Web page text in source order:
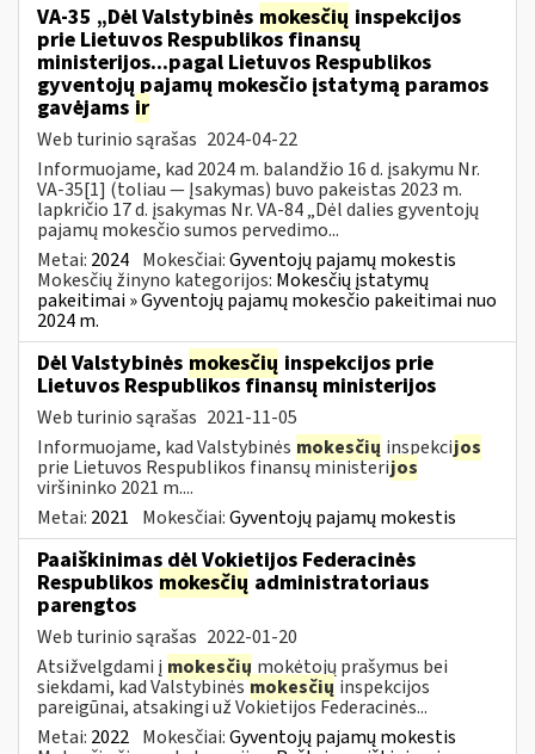
VA-35 „Dėl Valstybinės mokesčių inspekcijos
prie Lietuvos Respublikos finansų
ministerijos...pagal Lietuvos Respublikos
gyventojų pajamų mokesčio įstatymą paramos
gavėjams ir
Web turinio sąrašas 2024-04-22
Informuojame, kad 2024 m. balandžio 16 d. įsakymu Nr.
VA-35[1] (toliau — Įsakymas) buvo pakeistas 2023 m.
lapkričio 17 d. įsakymas Nr. VA-84 „Dėl dalies gyventojų
pajamų mokesčio sumos pervedimo...
Metai: 2024 Mokesčiai:Gyventojų pajamų mokestis
Mokesčių žinyno kategorijos: Mokesčių įstatymų
pakeitimai » Gyventojų pajamų mokesčio pakeitimai nuo
2024 m.
Dėl Valstybinės mokesčių inspekcijos prie
Lietuvos Respublikos finansų ministerijos
Web turinio sąrašas 2021-11-05
Informuojame, kad Valstybinės mokesčių inspekcijos
prie Lietuvos Respublikos finansų ministerijos
viršininko 2021 m....
Metai: 2021 Mokesčiai:Gyventojų pajamų mokestis
Paaiškinimas dėl Vokietijos Federacinės
Respublikos mokesčių administratoriaus
parengtos
Web turinio sąrašas 2022-01-20
Atsižvelgdami į mokesčių mokėtojų prašymus bei
siekdami, kad Valstybinėsmokesčių inspekcijos
pareigūnai, atsakingi už Vokietijos Federacinės...
Metai: 2022 Mokesčiai:Gyventojų pajamų mokestis